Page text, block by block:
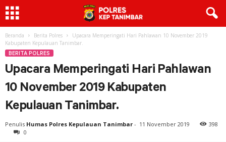
Beranda Berita Polres
Upacara Memperingati Hari Pahlawan 10 November 2019
Kabupaten Kepulauan Tanimbar.
BERITA POLRES
Upacara Memperingati Hari Pahlawan
10 November 2019 Kabupaten
Kepulauan Tanimbar.
Penulis Humas Polres Kepulauan Tanimbar - 11 November 2019
398
0